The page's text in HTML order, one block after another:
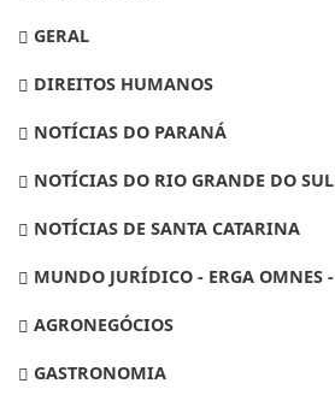
GERAL
DIREITOS HUMANOS
NOTÍCIAS DO PARANÁ
NOTÍCIAS DO RIO GRANDE DO SUL
NOTÍCIAS DE SANTA CATARINA
MUNDO JURÍDICO - ERGA OMNES -
AGRONEGÓCIOS
GASTRONOMIA